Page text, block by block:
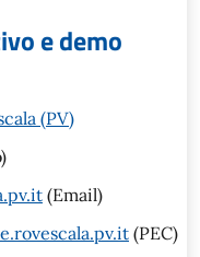
e demo
(PV)
(Email)
(PEC)